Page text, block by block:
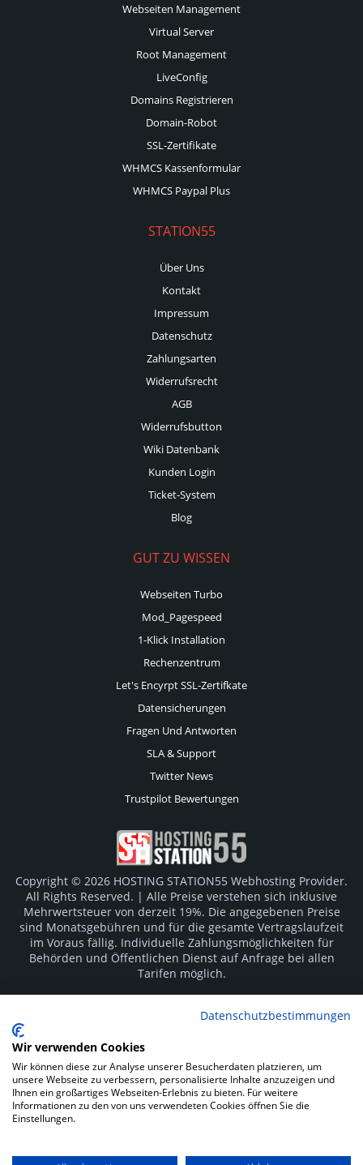
Webseiten Management
Virtual Server
Root Management
LiveConfig
Domains Registrieren
Domain-Robot
SSL-Zertifikate
WHMCS Kassenformular
WHMCS Paypal Plus
STATION55
Über Uns
Kontakt
Impressum
Datenschutz
Zahlungsarten
Widerrufsrecht
AGB
Widerrufsbutton
Wiki Datenbank
Kunden Login
Ticket-System
Blog
GUT ZU WISSEN
Webseiten Turbo
Mod_Pagespeed
1-Klick Installation
Rechenzentrum
Let's Encyrpt SSL-Zertifkate
Datensicherungen
Fragen Und Antworten
SLA & Support
Twitter News
Trustpilot Bewertungen
Copyright © 2026 HOSTING STATION55 Webhosting Provider.
All Rights Reserved. | Alle Preise verstehen sich inklusive
Mehrwertsteuer von derzeit 19%. Die angegebenen Preise
sind Monatsgebühren und für die gesamte Vertragslaufzeit
im Voraus fällig. Individuelle Zahlungsmöglichkeiten für
Behörden und Öffentlichen Dienst auf Anfrage bei allen
Tarifen möglich.
Hersteller. Irrtümer vorbehalten.
SOCIAL MEDIA
Datenschutzbestimmungen
Wir verwenden Cookies
Wir können diese zur Analyse unserer Besucherdaten platzieren, um
unsere Webseite zu verbessern, personalisierte Inhalte anzuzeigen und
Ihnen ein großartiges Webseiten-Erlebnis zu bieten. Für weitere
Informationen zu den von uns verwendeten Cookies öffnen Sie die
Einstellungen.